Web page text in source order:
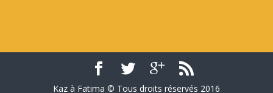
Kaz à Fatima © Tous droits réservés 2016